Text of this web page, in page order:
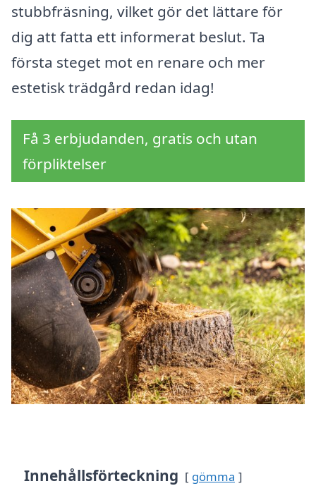
stubbfräsning, vilket gör det lättare för
dig att fatta ett informerat beslut. Ta
första steget mot en renare och mer
estetisk trädgård redan idag!
Få 3 erbjudanden, gratis och utan
förpliktelser
Innehållsförteckning gömma